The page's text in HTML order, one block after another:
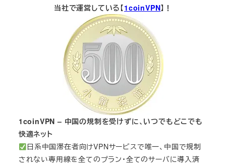
当社で運営している【1coinVPN】！
1coinVPN – 中国の規制を受けずに、いつでもどこでも
快適ネット
日系中国滞在者向けVPNサービスで唯一、中国で規制
されない専用線を全てのプラン・全てのサーバに導入済